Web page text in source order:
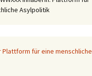
Asylpolitik
für eine menschliche